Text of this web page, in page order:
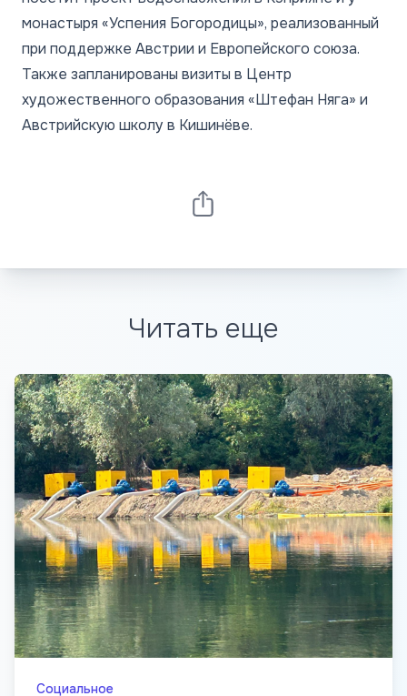
монастыря «Успения Богородицы», реализованный
при поддержке Австрии и Европейского союза.
Также запланированы визиты в Центр
художественного образования «Штефан Няга» и
Австрийскую школу в Кишинёве.
Читать еще
Социальное